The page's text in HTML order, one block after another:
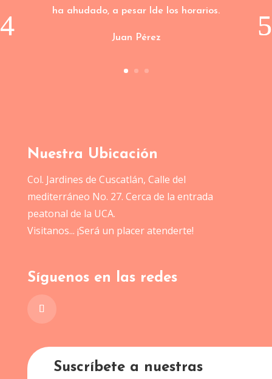
ha ahudado, a pesar lde los horarios.
Juan Pérez
Nuestra Ubicación
Col. Jardines de Cuscatlán, Calle del
mediterráneo No. 27. Cerca de la entrada
peatonal de la UCA.
Visitanos... ¡Será un placer atenderte!
Síguenos en las redes
Suscríbete a nuestras